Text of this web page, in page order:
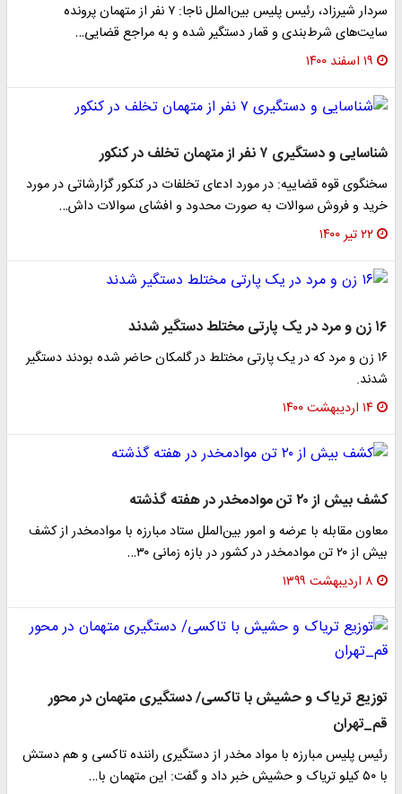
سردار شیرزاد، رئیس پلیس بین‌الملل ناجا: ٧ نفر از متهمان پرونده
سایت‌های شرط‌بندی و قمار دستگیر شده و به مراجع قضایی…
۱۹ اسفند ۱۴۰۰
شناسایی و دستگیری ۷ نفر از متهمان تخلف در کنکور
سخنگوی قوه قضاییه: در مورد ادعای تخلفات در کنکور گزارشاتی در مورد
خرید و فروش سوالات به صورت محدود و افشای سوالات داش…
۲۲ تیر ۱۴۰۰
۱۶ زن و مرد در یک پارتی مختلط دستگیر شدند
۱۶ زن و مرد که در یک پارتی مختلط در گلمکان حاضر شده بودند دستگیر
شدند.
۱۴ اردیبهشت ۱۴۰۰
کشف بیش از ۲۰ تن موادمخدر در هفته گذشته
معاون مقابله با عرضه و امور بین‌الملل ستاد مبارزه با موادمخدر از کشف
بیش از ۲۰ تن موادمخدر در کشور در بازه زمانی ۳۰…
۸ اردیبهشت ۱۳۹۹
توزیع تریاک و حشیش با تاکسی/ دستگیری متهمان در محور
قم_تهران
رئیس پلیس مبارزه با مواد مخدر از دستگیری راننده تاکسی و هم دستش
با ۵۰ کیلو تریاک و حشیش خبر داد و گفت: این متهمان با…